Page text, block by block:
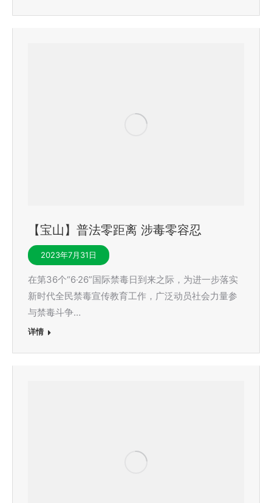
【宝山】普法零距离 涉毒零容忍
2023年7月31日
在第36个“6·26”国际禁毒日到来之际，为进一步落实
新时代全民禁毒宣传教育工作，广泛动员社会力量参
与禁毒斗争…
详情